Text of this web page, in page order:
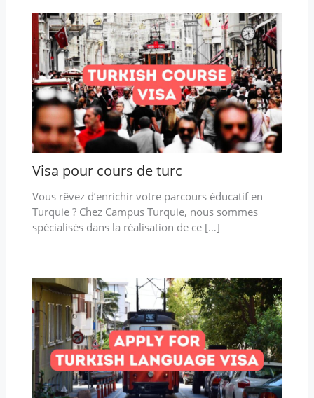
Visa pour cours de turc
Vous rêvez d’enrichir votre parcours éducatif en
Turquie ? Chez Campus Turquie, nous sommes
spécialisés dans la réalisation de ce […]